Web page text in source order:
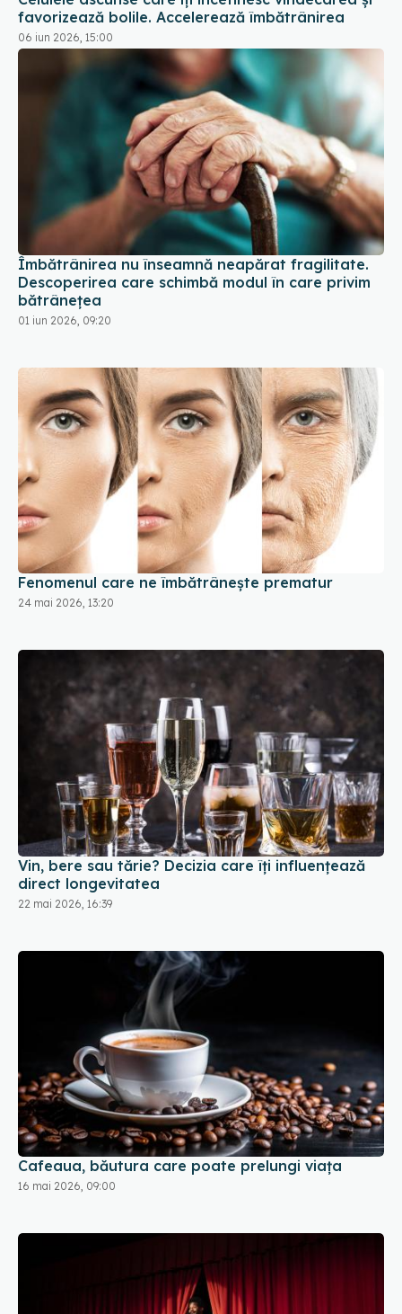
favorizează bolile. Accelerează îmbătrânirea
06 iun 2026, 15:00
Îmbătrânirea nu înseamnă neapărat fragilitate.
Descoperirea care schimbă modul în care privim
bătrânețea
01 iun 2026, 09:20
Fenomenul care ne îmbătrânește prematur
24 mai 2026, 13:20
Vin, bere sau tărie? Decizia care îți influențează
direct longevitatea
22 mai 2026, 16:39
Cafeaua, băutura care poate prelungi viața
16 mai 2026, 09:00